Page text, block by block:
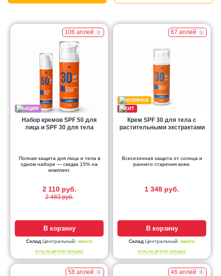
За покупками!
106 аплей
Набор кремов SPF 50 для
лица и SPF 30 для тела
Полная защита для лица и тела в
одном наборе — скидка 15% на
комплект.
2 110 руб.
2 483 руб.
В корзину
Склад Центральный: много
ЕСТЬ НА ДРУГИХ СКЛАДАХ
67 аплей
Крем SPF 30 для тела с
растительными экстрактами
Всесезонная защита от солнца и
раннего старения кожи.
1 348 руб.
В корзину
Склад Центральный: много
ЕСТЬ НА ДРУГИХ СКЛАДАХ
58 аплей 46 аплей